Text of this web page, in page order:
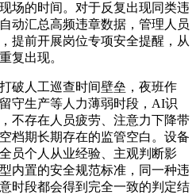
场的时间。对于反复出现同类违
动汇总高频违章数据，管理人员
提前开展岗位专项安全提醒，从
复出现。
破人工巡查时间壁垒，夜班作
守生产等人力薄弱时段，AI识
不存在人员疲劳、注意力下降带
档期长期存在的监管空白。设备
员个人从业经验、主观判断影
内置的安全规范标准，同一种违
时段都会得到完全一致的判定结